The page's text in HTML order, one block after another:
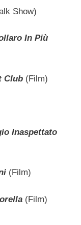
Show)
In Più
Club (Film)
Inaspettato
(Film)
(Film)